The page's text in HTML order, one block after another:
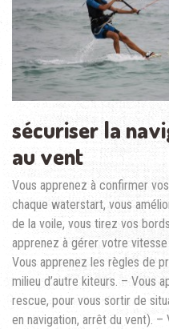
sécuriser la
au vent
Vous apprenez à confirmer
chaque waterstart, vous
de la voile, vous tirez vos
apprenez à gérer votre
Vous apprenez les règles de
milieu d’autre kiteurs. – Vous
rescue, pour vous sortir de
en navigation, arrêt du vent).